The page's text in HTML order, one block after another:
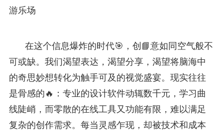
游乐场
在这个信息爆炸的时代🎯，创📘意如同空气般不
可或缺。我们渴望表达，渴望分享，渴望将脑海中
的奇思妙想转化为触手可及的视觉盛宴。现实往往
是骨感的🔥：专业的设计软件动辄数千元，学习曲
线陡峭，而零散的在线工具又功能有限，难以满足
复杂的创作需求。每当灵感乍现，却被技术和成本